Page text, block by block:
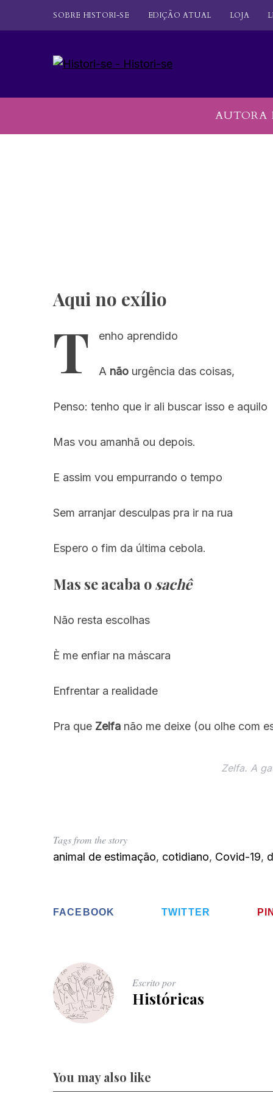
SOBRE HISTORI-SE EDIÇÃO ATUAL LOJA
AUTORA
Aqui no exílio
T enho aprendido
A não urgência das coisas,
Penso: tenho que ir ali buscar isso e aquilo
Mas vou amanhã ou depois.
E assim vou empurrando o tempo
Sem arranjar desculpas pra ir na rua
Espero o fim da última cebola.
Mas se acaba osachê
Não resta escolhas
È me enfiar na máscara
Enfrentar a realidade
Pra que Zelfa não me deixe (ou olhe com
Zelfa. A
Tags from the story
animal de estimação, cotidiano, Covid-19,
FACEBOOK TWITTER
Escrito por
Históricas
You may also like